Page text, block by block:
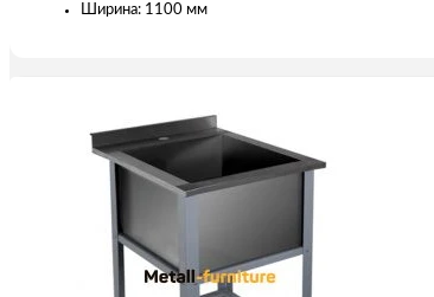
Ширина: 1100 мм